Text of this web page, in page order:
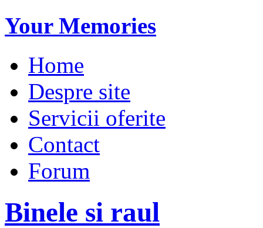
Your Memories
Home
Despre site
Servicii oferite
Contact
Forum
Binele si raul